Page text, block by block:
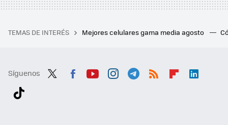
TEMAS DE INTERÉS Mejores celulares gama media agosto
Síguenos